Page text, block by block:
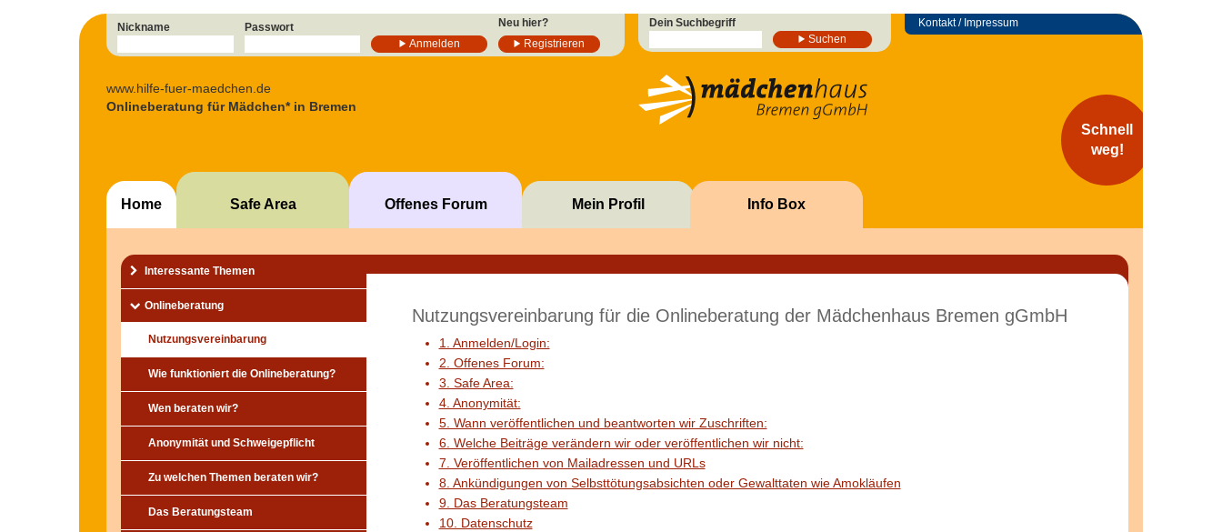
Nickname
Passwort
Anmelden
Neu hier?
Registrieren
Dein Suchbegriff
Suchen
Kontakt / Impressum
www.hilfe-fuer-maedchen.de
Onlineberatung für Mädchen* in Bremen
Home Safe Area Offenes Forum Mein Profil Info Box
Schnell
weg!
Interessante Themen
Onlineberatung
Nutzungsvereinbarung
Wie funktioniert die Onlineberatung?
Wen beraten wir?
Anonymität und Schweigepflicht
Zu welchen Themen beraten wir?
Das Beratungsteam
Nutzungsvereinbarung für die Onlineberatung der Mädchenhaus Bremen gGmbH
1. Anmelden/Login:
2. Offenes Forum:
3. Safe Area:
4. Anonymität:
5. Wann veröffentlichen und beantworten wir Zuschriften:
6. Welche Beiträge verändern wir oder veröffentlichen wir nicht:
7. Veröffentlichen von Mailadressen und URLs
8. Ankündigungen von Selbsttötungsabsichten oder Gewalttaten wie Amokläufen
9. Das Beratungsteam
10. Datenschutz